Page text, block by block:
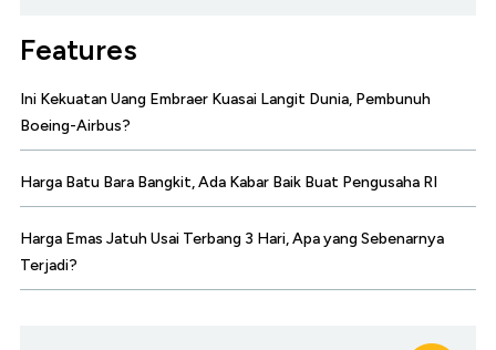
Features
Ini Kekuatan Uang Embraer Kuasai Langit Dunia, Pembunuh
Boeing-Airbus?
Harga Batu Bara Bangkit, Ada Kabar Baik Buat Pengusaha RI
Harga Emas Jatuh Usai Terbang 3 Hari, Apa yang Sebenarnya
Terjadi?